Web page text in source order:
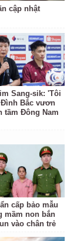
cập nhật
Sang-sik: 'Tôi
Bắc vươn
tầm Đông Nam
cấp bảo mẫu
mầm non bắn
vào chân trẻ